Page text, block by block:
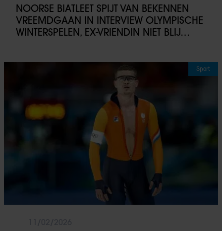
NOORSE BIATLEET SPIJT VAN BEKENNEN
VREEMDGAAN IN INTERVIEW OLYMPISCHE
WINTERSPELEN, EX-VRIENDIN NIET BLIJ…
Sport